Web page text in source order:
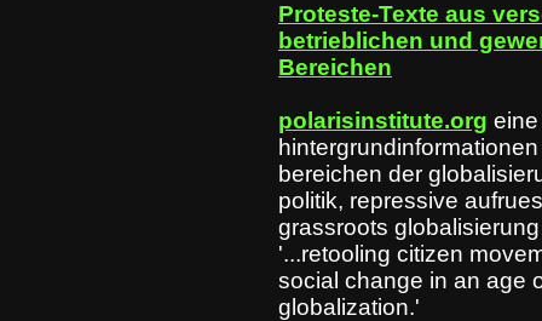
Proteste-Texte aus
betrieblichen und
Bereichen
polarisinstitute.org
bereichen der
politik, repressive
grassroots
'...retooling citizen
social change in an age
globalization.'